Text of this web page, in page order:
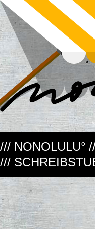
/// NONOLULU°
///